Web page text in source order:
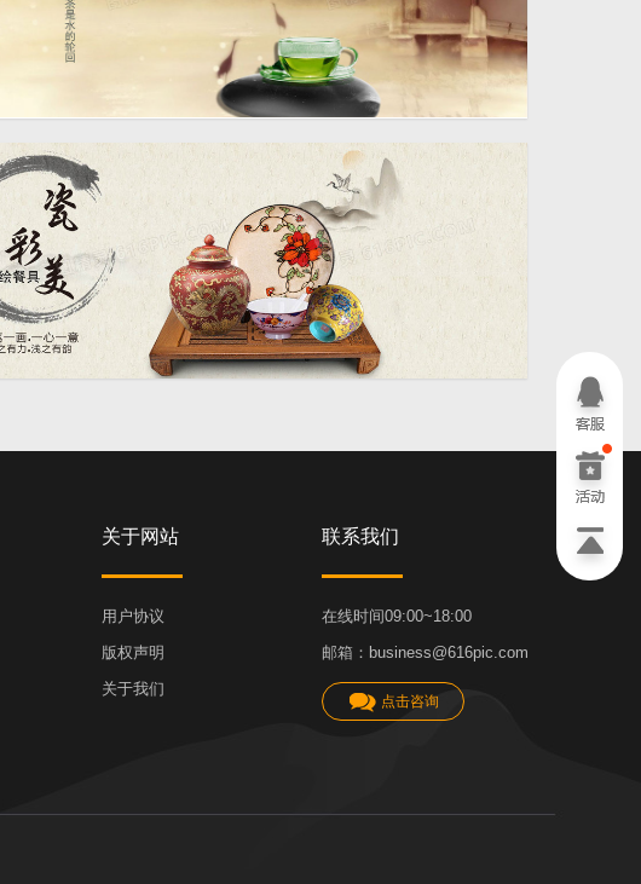
banner
关于网站
用户协议
版权声明
关于我们
联系我们
在线时间09:00~18:00
邮箱：business@616pic.com
点击咨询